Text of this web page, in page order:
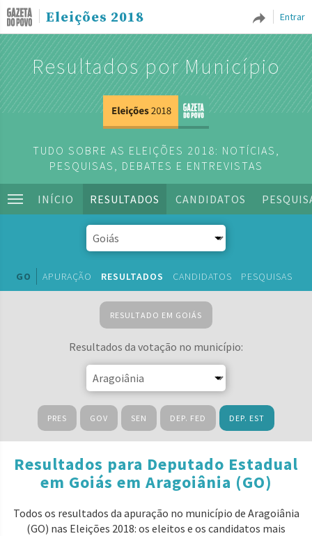
Entrar
Eleições 2018
Resultados por Município
TUDO SOBRE AS ELEIÇÕES 2018: NOTÍCIAS,
PESQUISAS, DEBATES E ENTREVISTAS
INÍCIO RESULTADOS CANDIDATOS
GO APURAÇÃO RESULTADOS CANDIDATOS PESQUISAS
RESULTADO EM GOIÁS
Resultados da votação no município:
PRES GOV SEN DEP. FED DEP. EST
Resultados para Deputado Estadual
em Goiás em Aragoiânia (GO)
Todos os resultados da apuração no município de Aragoiânia
(GO) nas Eleições 2018: os eleitos e os candidatos mais